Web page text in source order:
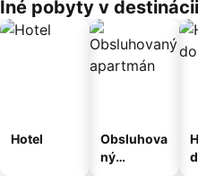
Iné pobyty v
Hotel
Obsluhova
ný